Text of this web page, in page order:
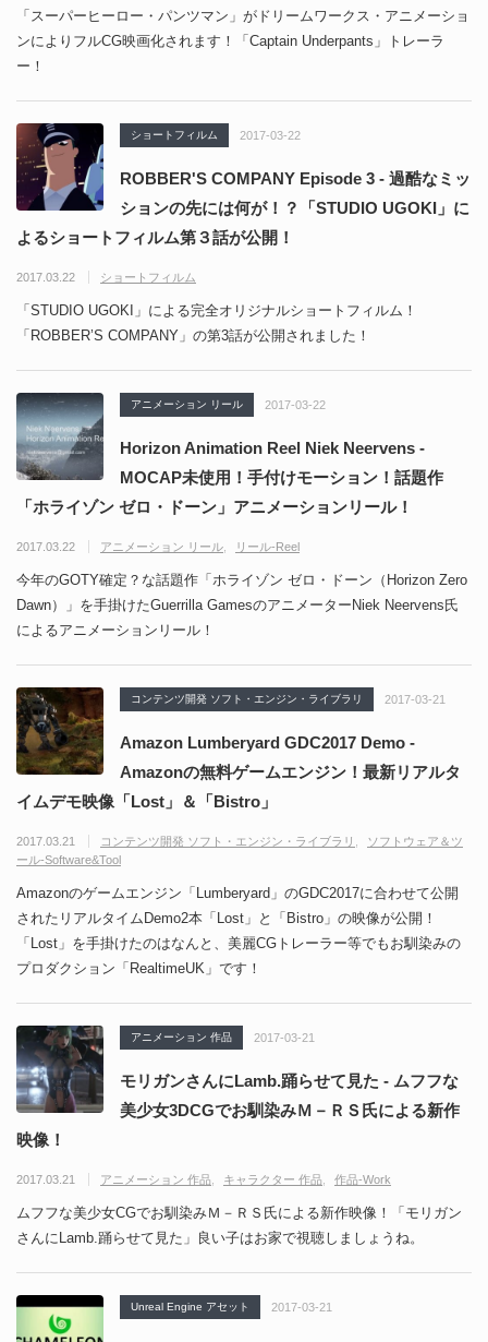
「スーパーヒーロー・パンツマン」がドリームワークス・アニメーショ
ンによりフルCG映画化されます！「Captain Underpants」トレーラ
ー！
ショートフィルム 2017-03-22
ROBBER'S COMPANY Episode 3 - 過酷なミッ
ションの先には何が！？「STUDIO UGOKI」に
よるショートフィルム第３話が公開！
2017.03.22 ショートフィルム
「STUDIO UGOKI」による完全オリジナルショートフィルム！
「ROBBER’S COMPANY」の第3話が公開されました！
アニメーション リール 2017-03-22
Horizon Animation Reel Niek Neervens -
MOCAP未使用！手付けモーション！話題作
「ホライゾン ゼロ・ドーン」アニメーションリール！
2017.03.22 アニメーション リール リール-Reel
今年のGOTY確定？な話題作「ホライゾン ゼロ・ドーン（Horizon Zero
Dawn）」を手掛けたGuerrilla GamesのアニメーターNiek Neervens氏
によるアニメーションリール！
コンテンツ開発 ソフト・エンジン・ライブラリ 2017-03-21
Amazon Lumberyard GDC2017 Demo -
Amazonの無料ゲームエンジン！最新リアルタ
イムデモ映像「Lost」＆「Bistro」
2017.03.21 コンテンツ開発 ソフト・エンジン・ライブラリ
ソフトウェア＆ツ
ール-Software&Tool
Amazonのゲームエンジン「Lumberyard」のGDC2017に合わせて公開
されたリアルタイムDemo2本「Lost」と「Bistro」の映像が公開！
「Lost」を手掛けたのはなんと、美麗CGトレーラー等でもお馴染みの
プロダクション「RealtimeUK」です！
アニメーション 作品 2017-03-21
モリガンさんにLamb.踊らせて見た - ムフフな
美少女3DCGでお馴染みＭ－ＲＳ氏による新作
映像！
2017.03.21 アニメーション 作品 キャラクター 作品 作品-Work
ムフフな美少女CGでお馴染みＭ－ＲＳ氏による新作映像！「モリガン
さんにLamb.踊らせて見た」良い子はお家で視聴しましょうね。
Unreal Engine アセット 2017-03-21